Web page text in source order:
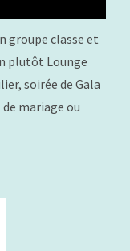
groupe classe et
plutôt Lounge
soirée de Gala
mariage ou